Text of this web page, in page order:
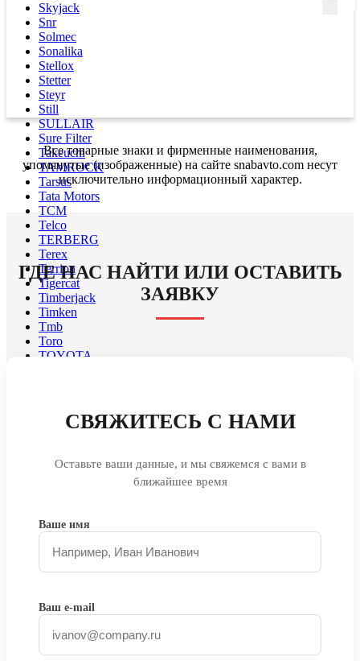
Skyjack
Snr
Solmec
Sonalika
Stellox
Stetter
Steyr
Still
SULLAIR
Sure Filter
Takeuchi
TAMROCK
Tarsus
Tata Motors
TCM
Telco
TERBERG
Terex
Terrion
Tigercat
Timberjack
Timken
Tmb
Toro
TOYOTA
TURNER
Twin Disc
Uncategorized
Vag
Valtra
Vapormatic
Vermeer
Vimek
VMC
VOEGELE
Все товарные знаки и фирменные наименования,
упомянутые (изображенные) на сайте snabavto.com несут
исключительно информационный характер.
ГДЕ НАС НАЙТИ ИЛИ ОСТАВИТЬ
ЗАЯВКУ
СВЯЖИТЕСЬ С НАМИ
Оставьте ваши данные, и мы свяжемся с вами в
ближайшее время
Ваше имя
Ваш e-mail